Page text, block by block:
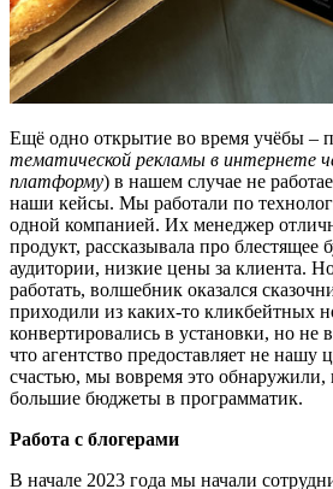
Ещё одно открытие во время учёбы –
тематической рекламы в интернете
платформу) в нашем случае не
наши кейсы. Мы работали по
одной компанией. Их менеджер
продукт, рассказывала про блестящее
аудитории, низкие цены за клиента.
работать, волшебник оказался
приходили из каких-то кликбейтных
конвертировались в установки, но не
что агентство предоставляет не
счастью, мы вовремя это обнаружили,
большие бюджеты в программатик.
Работа с блогерами
В начале 2023 года мы начали